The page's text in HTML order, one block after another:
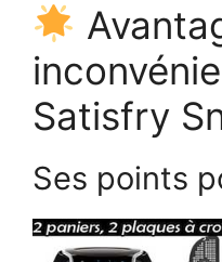
Satisfry
Ses points